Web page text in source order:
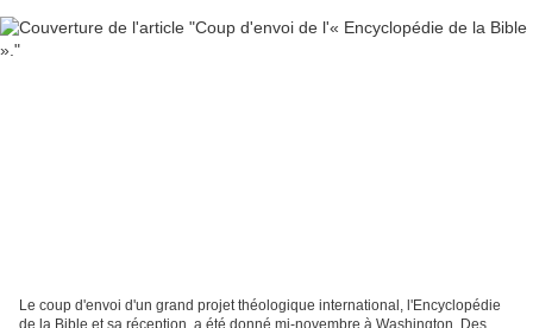
Le coup d'envoi d'un grand projet théologique international, l'Encyclopédie
de la Bible et sa réception, a été donné mi-novembre à Washington. Des